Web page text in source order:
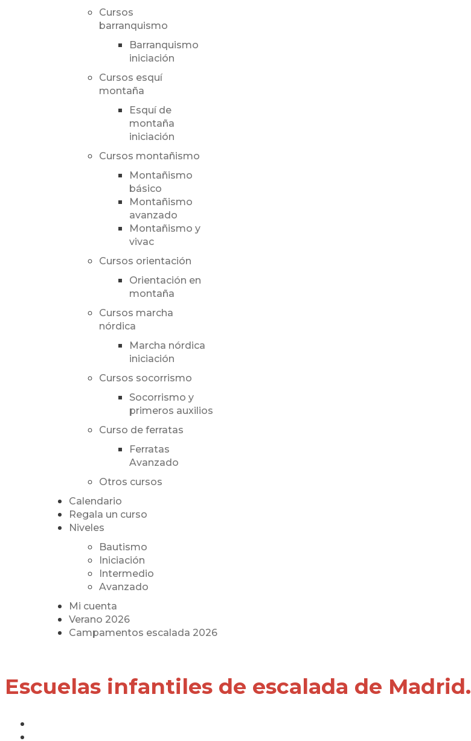
Cursos
barranquismo
Barranquismo
iniciación
Cursos esquí
montaña
Esquí de
montaña
iniciación
Cursos montañismo
Montañismo
básico
Montañismo
avanzado
Montañismo y
vivac
Cursos orientación
Orientación en
montaña
Cursos marcha
nórdica
Marcha nórdica
iniciación
Cursos socorrismo
Socorrismo y
primeros auxilios
Curso de ferratas
Ferratas
Avanzado
Otros cursos
Calendario
Regala un curso
Niveles
Bautismo
Iniciación
Intermedio
Avanzado
Mi cuenta
Verano 2026
Campamentos escalada 2026
Escuelas infantiles de escalada de Madrid.